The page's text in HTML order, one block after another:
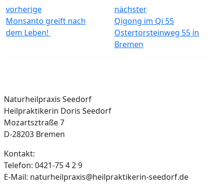
vorherige
Monsanto greift nach
dem Leben!
nächster
Qigong im Qi 55
Ostertorsteinweg 55 in
Bremen
Naturheilpraxis Seedorf
Heilpraktikerin Doris Seedorf
Mozartsztraße 7
D-28203 Bremen
Kontakt:
Telefon: 0421-75 4 2 9
E-Mail: naturheilpraxis@heilpraktikerin-seedorf.de